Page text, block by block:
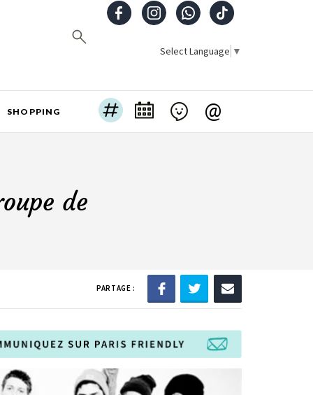
Select Language ▼
SHOPPING @
de
PARTAGE :